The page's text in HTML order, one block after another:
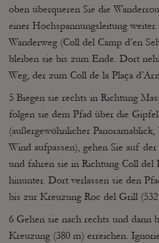
oben überqueren Sie die
einer Hochspannungsleitung
Wanderweg (Coll del Camp d’en
bleiben sie bis zum Ende. Dort
Weg, der zum Coll de la Plaça
5 Biegen sie rechts in Richtung
folgen sie dem Pfad über die
(außergewöhnlicher
Wind aufpassen), gehen Sie auf
und fahren sie in Richtung Coll del
hinunter. Dort verlassen sie den
bis zur Kreuzung Roc del Grill
6 Gehen sie nach rechts und dann
Kreuzung (380 m) erreichen.